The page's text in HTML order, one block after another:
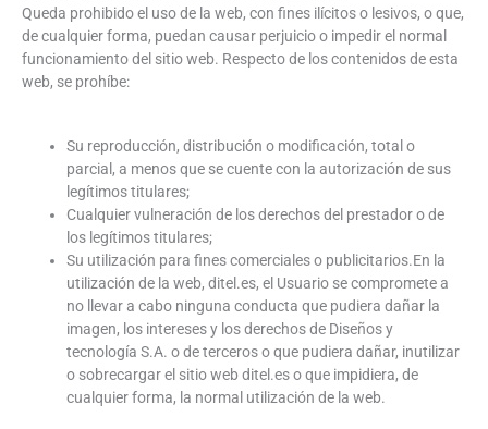
Queda prohibido el uso de la web, con fines ilícitos o lesivos, o que,
de cualquier forma, puedan causar perjuicio o impedir el normal
funcionamiento del sitio web. Respecto de los contenidos de esta
web, se prohíbe:
Su reproducción, distribución o modificación, total o
parcial, a menos que se cuente con la autorización de sus
legítimos titulares;
Cualquier vulneración de los derechos del prestador o de
los legítimos titulares;
Su utilización para fines comerciales o publicitarios.En la
utilización de la web, ditel.es, el Usuario se compromete a
no llevar a cabo ninguna conducta que pudiera dañar la
imagen, los intereses y los derechos de Diseños y
tecnología S.A. o de terceros o que pudiera dañar, inutilizar
o sobrecargar el sitio web ditel.es o que impidiera, de
cualquier forma, la normal utilización de la web.